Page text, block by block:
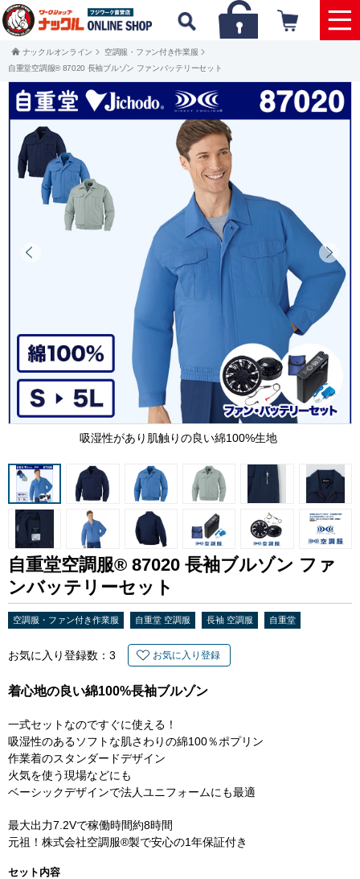
ナックルオンライン
空調服・ファン付き作業服
自重堂空調服® 87020 長袖ブルゾン ファンバッテリーセット
吸湿性があり肌触りの良い綿100%生地
自重堂空調服® 87020 長袖ブルゾン ファ
ンバッテリーセット
空調服・ファン付き作業服 自重堂 空調服 長袖 空調服 自重堂
お気に入り登録数： 3 お気に入り登録
着心地の良い綿100%長袖ブルゾン
一式セットなのですぐに使える！
吸湿性のあるソフトな肌さわりの綿100％ポプリン
作業着のスタンダードデザイン
火気を使う現場などにも
ベーシックデザインで法人ユニフォームにも最適
最大出力7.2Vで稼働時間約8時間
元祖！株式会社空調服®製で安心の1年保証付き
セット内容